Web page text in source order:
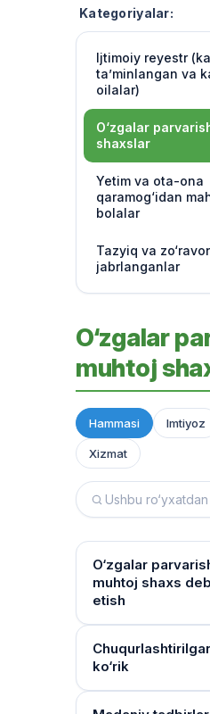
Kategoriyalar:
Ijtimoiy reyestr
ta’minlangan va
oilalar)
O‘zgalar
shaxslar
Yetim va ota-ona
qaramog‘idan
bolalar
Tazyiq va
jabrlanganlar
O‘zgalar
muhtoj
Hammasi Imtiyoz
Xizmat
O‘zgalar
muhtoj shaxs
etish
Yashash
baholaydi?
Multidissiplinar
ko‘rik